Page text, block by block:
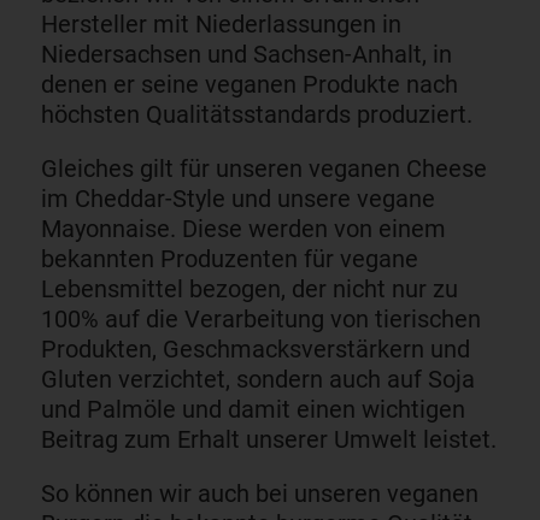
Hersteller mit Niederlassungen in
Niedersachsen und Sachsen-Anhalt, in
denen er seine veganen Produkte nach
höchsten Qualitätsstandards produziert.
Gleiches gilt für unseren veganen Cheese
im Cheddar-Style und unsere vegane
Mayonnaise. Diese werden von einem
bekannten Produzenten für vegane
Lebensmittel bezogen, der nicht nur zu
100% auf die Verarbeitung von tierischen
Produkten, Geschmacksverstärkern und
Gluten verzichtet, sondern auch auf Soja
und Palmöle und damit einen wichtigen
Beitrag zum Erhalt unserer Umwelt leistet.
So können wir auch bei unseren veganen